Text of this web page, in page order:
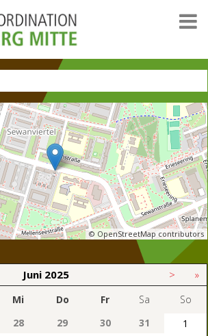
© OpenStreetMap contributors
Juni 2025 > »
Mi Do Fr Sa
So
28 29 30 31
1